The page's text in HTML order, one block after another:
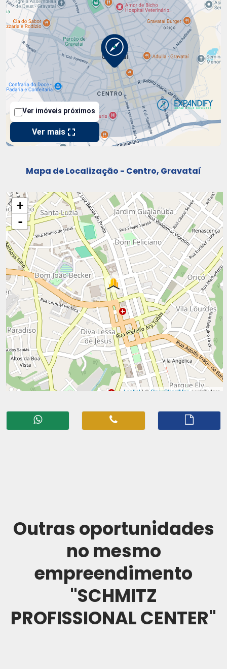
Mapa de Localização - Centro, Gravataí
Outras oportunidades
no mesmo
empreendimento
"SCHMITZ
PROFISSIONAL CENTER"